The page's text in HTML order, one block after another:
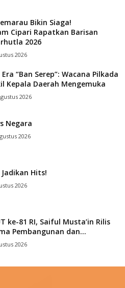
Bikin Siaga!
Cipari Rapatkan Barisan
2026
2026
“Ban Serep”: Wacana Pilkada
Kepala Daerah Mengemuka
2026
Negara
2026
Hits!
2026
ke-81 RI, Saiful Musta’in Rilis
Pembangunan dan...
2026